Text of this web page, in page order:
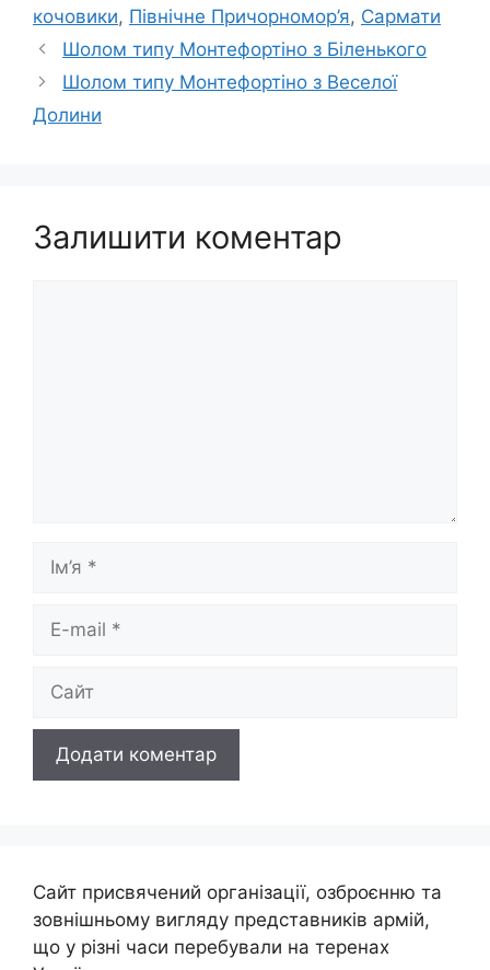
кочовики, Північне Причорномор’я, Сармати
Шолом типу Монтефортіно з Біленького
Шолом типу Монтефортіно з Веселої
Долини
Залишити коментар
Ім’я
Сайт
Сайт присвячений організації, озброєнню та
зовнішньому вигляду представників армій,
що у різні часи перебували на теренах